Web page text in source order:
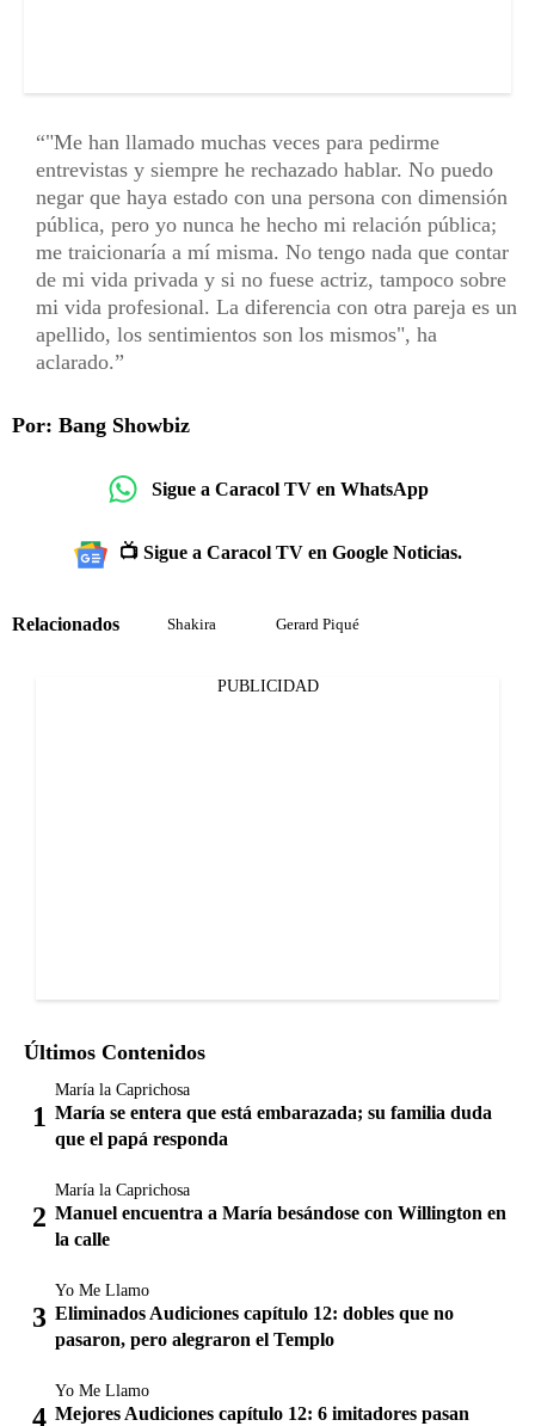
"Me han llamado muchas veces para pedirme
entrevistas y siempre he rechazado hablar. No puedo
negar que haya estado con una persona con dimensión
pública, pero yo nunca he hecho mi relación pública;
me traicionaría a mí misma. No tengo nada que contar
de mi vida privada y si no fuese actriz, tampoco sobre
mi vida profesional. La diferencia con otra pareja es un
apellido, los sentimientos son los mismos", ha
aclarado.
Por: Bang Showbiz
Sigue a Caracol TV en WhatsApp
📺 Sigue a Caracol TV en Google Noticias.
Relacionados Shakira Gerard Piqué
PUBLICIDAD
Últimos Contenidos
María la Caprichosa
María se entera que está embarazada; su familia duda
que el papá responda
María la Caprichosa
Manuel encuentra a María besándose con Willington en
la calle
Yo Me Llamo
Eliminados Audiciones capítulo 12: dobles que no
pasaron, pero alegraron el Templo
Yo Me Llamo
Mejores Audiciones capítulo 12: 6 imitadores pasan